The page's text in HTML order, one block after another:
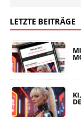
LETZTE BEITRÄGE